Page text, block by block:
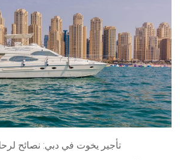
تأجير يخوت في دبي: نصائح